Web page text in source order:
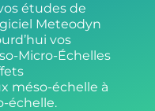
études de
Meteodyn
vos
Micro-Échelles
méso-échelle à
échelle.